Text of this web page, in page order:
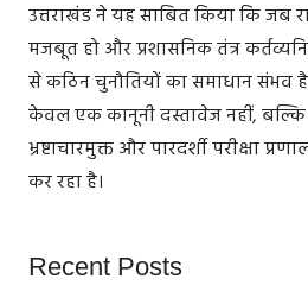
उत्तराखंड ने यह साबित किया कि जब
मजबूत हो और प्रशासनिक तंत्र
से कठिन चुनौतियों का समाधान संभव
केवल एक कानूनी दस्तावेज नहीं,
भ्रष्टाचारमुक्त और पारदर्शी परीक्षा
कर रहा है।
Recent Posts